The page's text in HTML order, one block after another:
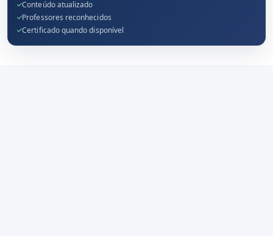
Conteúdo atualizado
Professores reconhecidos
Certificado quando disponível